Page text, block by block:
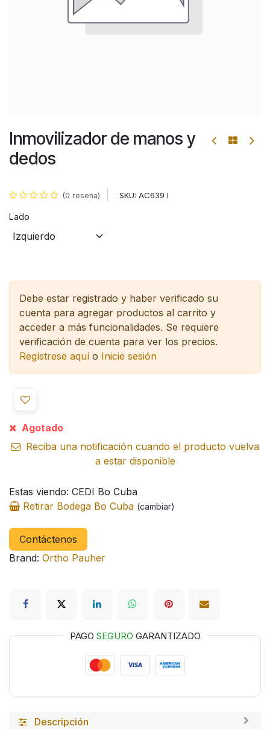
Inmovilizador de manos y
dedos
(0 reseña) SKU: AC639 I
Lado
Debe estar registrado y haber verificado su
cuenta para agregar productos al carrito y
acceder a más funcionalidades. Se requiere
verificación de cuenta para ver los precios.
Regístrese aquío Inicie sesión
Agotado
Reciba una notificación cuando el producto vuelva
a estar disponible
Estas viendo: CEDI Bo Cuba
Retirar Bodega Bo Cuba (cambiar)
Contáctenos
Brand: Ortho Pauher
PAGO SEGURO GARANTIZADO
Descripción